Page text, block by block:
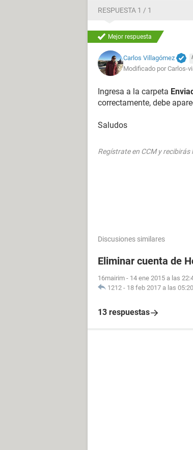
RESPUESTA 1 / 1
Mejor respuesta
Carlos Villagómez
Modificado por Carlos-
Ingresa a la carpeta
correctamente, debe
Saludos
Regístrate en CCM y
Discusiones similares
Eliminar cuenta de
16mairim - 14 ene 2015 a las
1212 - 18 feb 2017 a las 05:20
13 respuestas